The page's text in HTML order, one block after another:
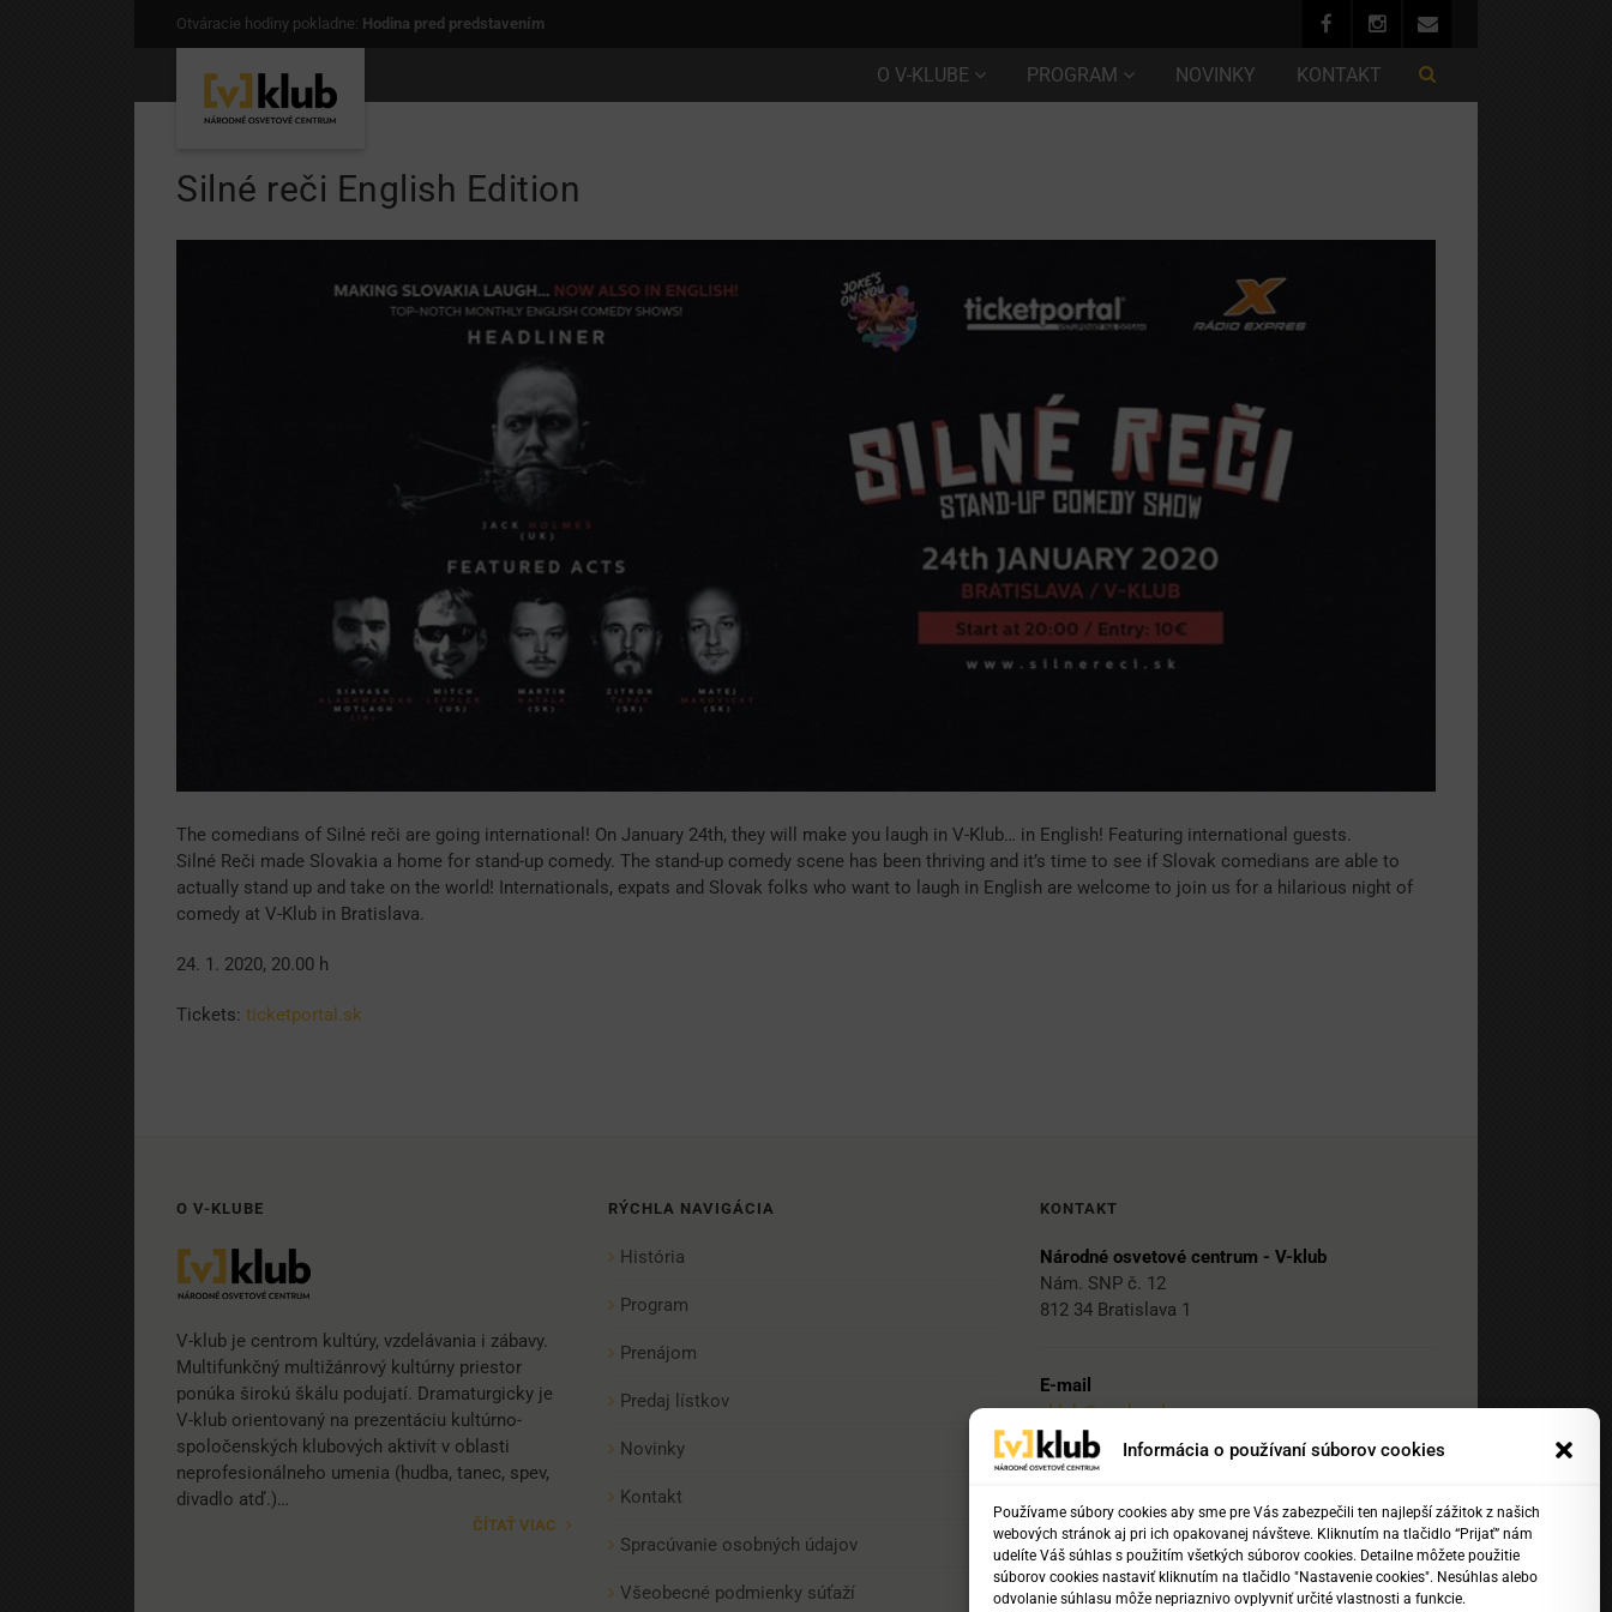
Informácia o používaní súborov cookies
Používame súbory cookies aby sme pre Vás zabezpečili ten najlepší zážitok z našich
webových stránok aj pri ich opakovanej návšteve. Kliknutím na tlačidlo “Prijať” nám
udelíte Váš súhlas s použitím všetkých súborov cookies. Detailne môžete použitie
súborov cookies nastaviť kliknutím na tlačidlo "Nastavenie cookies". Nesúhlas alebo
odvolanie súhlasu môže nepriaznivo ovplyvniť určité vlastnosti a funkcie.
Otváracie hodiny pokladne: Hodina pred predstavením
O V-KLUBE PROGRAM NOVINKY KONTAKT
Silné reči English Edition
The comedians of Silné reči are going international! On January 24th, they will make you laugh in V-Klub… in English! Featuring international guests.
Silné Reči made Slovakia a home for stand-up comedy. The stand-up comedy scene has been thriving and it’s time to see if Slovak comedians are able to
actually stand up and take on the world! Internationals, expats and Slovak folks who want to laugh in English are welcome to join us for a hilarious night of
comedy at V-Klub in Bratislava.
24. 1. 2020, 20.00 h
Tickets: ticketportal.sk
O V-KLUBE
V-klub je centrom kultúry, vzdelávania i zábavy.
Multifunkčný multižánrový kultúrny priestor
ponúka širokú škálu podujatí. Dramaturgicky je
V-klub orientovaný na prezentáciu kultúrno-
spoločenských klubových aktivít v oblasti
neprofesionálneho umenia (hudba, tanec, spev,
divadlo atď.)…
ČÍTAŤ VIAC
RÝCHLA NAVIGÁCIA
História
Program
Prenájom
Predaj lístkov
Novinky
Kontakt
Spracúvanie osobných údajov
Všeobecné podmienky súťaží
KONTAKT
Národné osvetové centrum - V-klub
Nám. SNP č. 12
812 34 Bratislava 1
E-mail
vklub@nocka.sk
+421 2 204 71 217
+421 2 204 71 222
+421 918 817 141